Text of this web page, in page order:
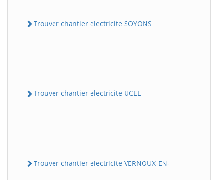
Trouver chantier electricite SOYONS
Trouver chantier electricite UCEL
Trouver chantier electricite VERNOUX-EN-